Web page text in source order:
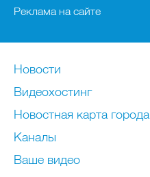
Реклама на сайте
Новости
Видеохостинг
Новостная карта города
Каналы
Ваше видео